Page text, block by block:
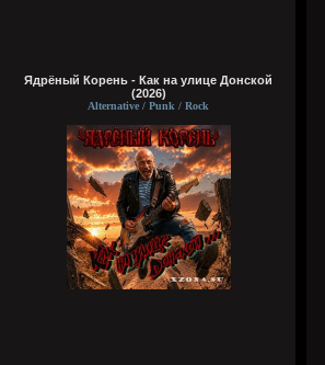
Ядрёный Корень - Как на улице Донской
(2026)
Alternative / Punk / Rock